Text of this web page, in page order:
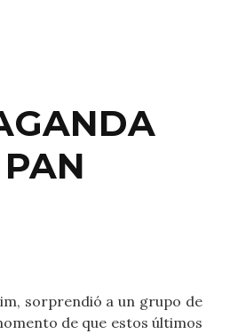
sorprendió a un grupo de
de que estos últimos